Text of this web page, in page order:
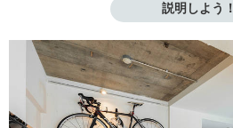
説明しよう！